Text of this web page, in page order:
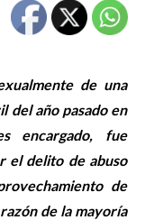
de una
del año pasado en
encargado, fue
el delito de abuso
de
de la mayoría